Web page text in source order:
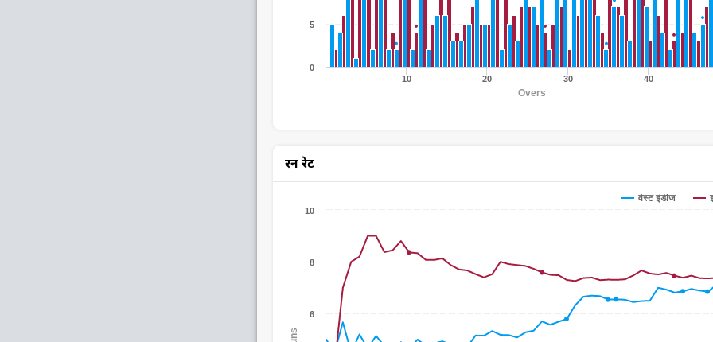
Overs
10 20 30 40
0
5
रन रेट
वेस्ट इंडीज
6
8
10